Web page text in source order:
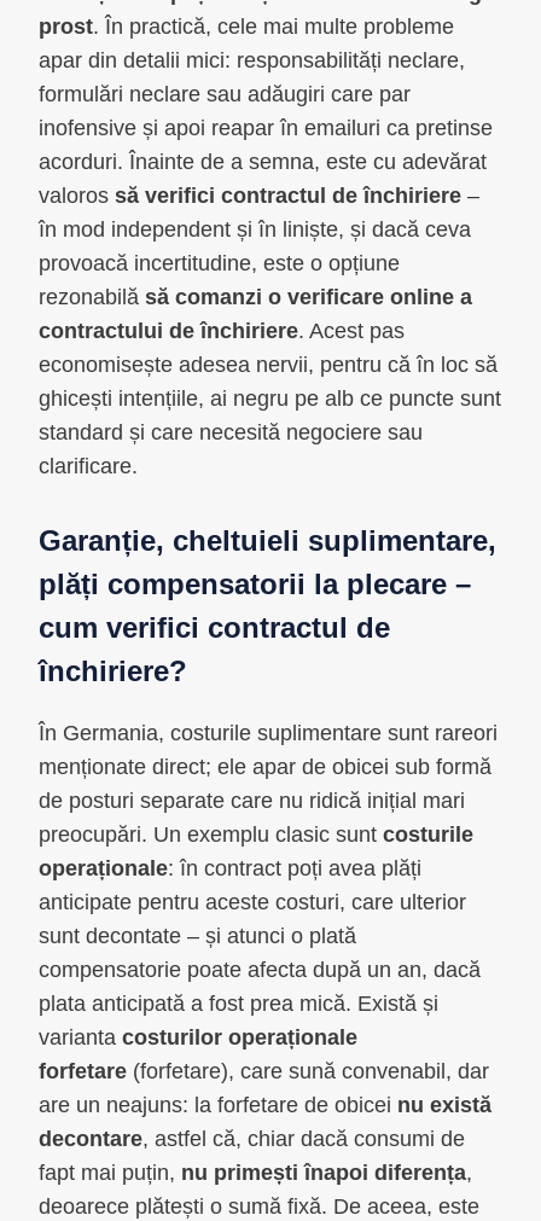
prost. În practică, cele mai multe probleme
apar din detalii mici: responsabilități neclare,
formulări neclare sau adăugiri care par
inofensive și apoi reapar în emailuri ca pretinse
acorduri. Înainte de a semna, este cu adevărat
valoros să verifici contractul de închiriere –
în mod independent și în liniște, și dacă ceva
provoacă incertitudine, este o opțiune
rezonabilă să comanzi o verificare online a
contractului de închiriere. Acest pas
economisește adesea nervii, pentru că în loc să
ghicești intențiile, ai negru pe alb ce puncte sunt
standard și care necesită negociere sau
clarificare.
Garanție, cheltuieli suplimentare,
plăți compensatorii la plecare –
cum verifici contractul de
închiriere?
În Germania, costurile suplimentare sunt rareori
menționate direct; ele apar de obicei sub formă
de posturi separate care nu ridică inițial mari
preocupări. Un exemplu clasic sunt costurile
operaționale: în contract poți avea plăți
anticipate pentru aceste costuri, care ulterior
sunt decontate – și atunci o plată
compensatorie poate afecta după un an, dacă
plata anticipată a fost prea mică. Există și
varianta costurilor operaționale
forfetare (forfetare), care sună convenabil, dar
are un neajuns: la forfetare de obicei nu există
decontare, astfel că, chiar dacă consumi de
fapt mai puțin, nu primești înapoi diferența,
deoarece plătești o sumă fixă. De aceea, este